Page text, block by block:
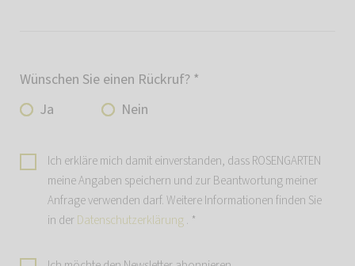
Wünschen Sie einen Rückruf? *
Ja
Nein
Ich erkläre mich damit einverstanden, dass ROSENGARTEN
meine Angaben speichern und zur Beantwortung meiner
Anfrage verwenden darf. Weitere Informationen finden Sie
in derDatenschutzerklärung. *